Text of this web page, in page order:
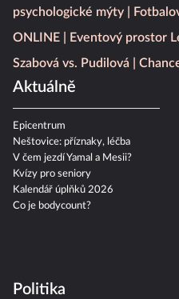
psychologické mýty
ONLINE
Eventový prostor
Szabová vs. Pudilová
Aktuálně
Epicentrum
Neštovice: příznaky, léčba
V čem jezdí Yamal a Mesii?
Kvízy pro seniory
Kalendář úplňků 2026
Co je bodycount?
Politika